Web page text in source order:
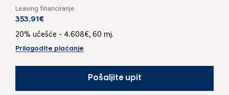
Leasing financiranje
353,91€
20% učešće - 4.608€, 60 mj.
Prilagodite plaćanje
Pošaljite upit